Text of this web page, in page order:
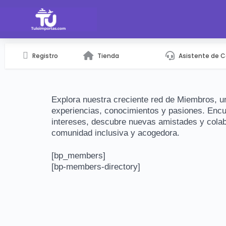
Registro Tienda Asistente de
Explora nuestra creciente red de Miembros,
experiencias, conocimientos y pasiones.
intereses, descubre nuevas amistades y
comunidad inclusiva y acogedora.
[bp_members]
[bp-members-directory]